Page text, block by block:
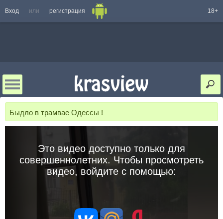
Вход или регистрация 18+
Быдло в трамвае Одессы !
Это видео доступно только для
совершеннолетних. Чтобы просмотреть
видео, войдите с помощью: